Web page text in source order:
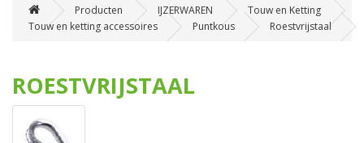
Producten IJZERWAREN
Touw en Ketting
Touw en ketting accessoires
Puntkous Roestvrijstaal
ROESTVRIJSTAAL